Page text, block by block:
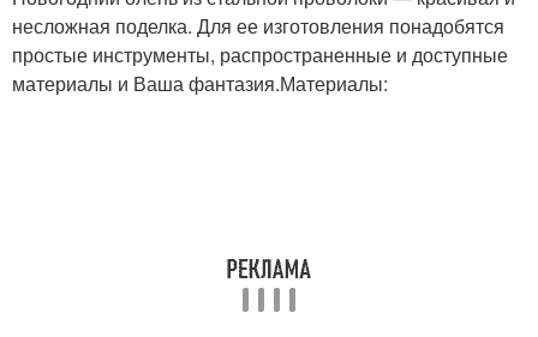
несложная поделка. Для ее изготовления понадобятся
простые инструменты, распространенные и доступные
материалы и Ваша фантазия.Материалы: